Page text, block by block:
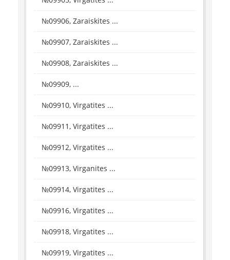
№09906, Zaraiskites ...
№09907, Zaraiskites ...
№09908, Zaraiskites ...
№09909, ...
№09910, Virgatites ...
№09911, Virgatites ...
№09912, Virgatites ...
№09913, Virganites ...
№09914, Virgatites ...
№09916, Virgatites ...
№09918, Virgatites ...
№09919, Virgatites ...